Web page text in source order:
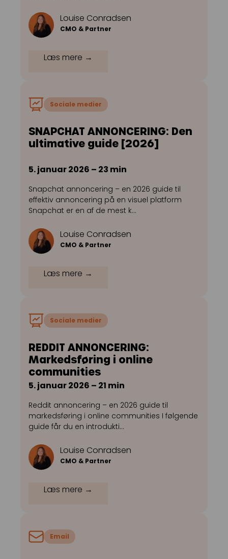
Louise Conradsen
CMO & Partner
Læs mere →
Sociale medier
SNAPCHAT ANNONCERING: Den
ultimative guide [2026]
5. januar 2026 – 23 min
Snapchat annoncering – en 2026 guide til
effektiv annoncering på en visuel platform
Snapchat er en af de mest k…
Louise Conradsen
CMO & Partner
Læs mere →
Sociale medier
REDDIT ANNONCERING:
Markedsføring i online
communities
5. januar 2026 – 21 min
Reddit annoncering – en 2026 guide til
markedsføring i online communities I følgende
guide får du en introdukti…
Louise Conradsen
CMO & Partner
Læs mere →
Email